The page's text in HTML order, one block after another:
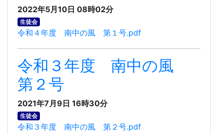
2022年5月10日 08時02分
生徒会
令和４年度 南中の風 第１号.pdf
令和３年度 南中の風
第２号
2021年7月9日 16時30分
生徒会
令和３年度 南中の風 第２号.pdf